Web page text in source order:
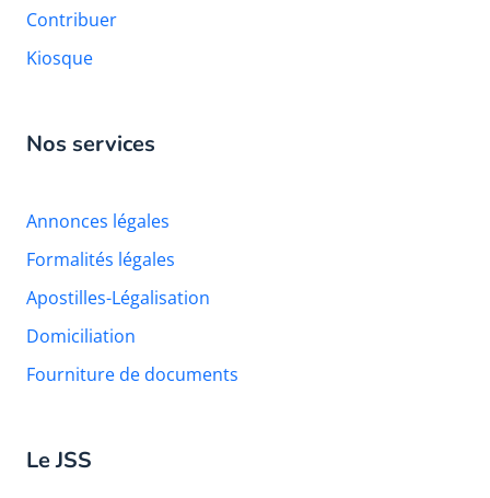
Contribuer
Kiosque
Nos services
Annonces légales
Formalités légales
Apostilles-Légalisation
Domiciliation
Fourniture de documents
Le JSS